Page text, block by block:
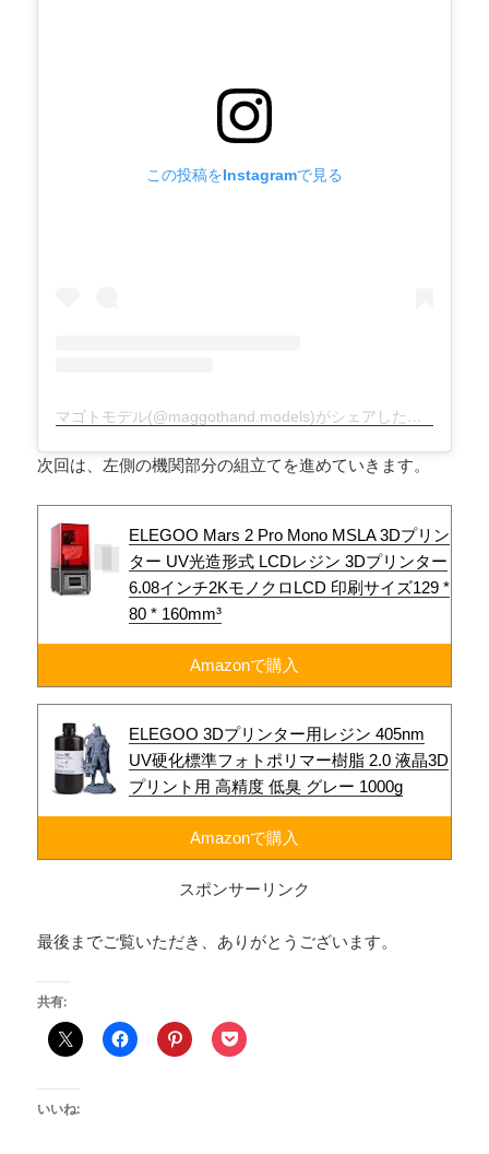
この投稿をInstagramで見る
マゴトモデル(@maggothand.models)がシェアした投稿
次回は、左側の機関部分の組立てを進めていきます。
ELEGOO Mars 2 Pro Mono MSLA 3Dプリン
ター UV光造形式 LCDレジン 3Dプリンター
6.08インチ2KモノクロLCD 印刷サイズ129 *
80 * 160mm³
Amazonで購入
ELEGOO 3Dプリンター用レジン 405nm
UV硬化標準フォトポリマー樹脂 2.0 液晶3D
プリント用 高精度 低臭 グレー 1000g
Amazonで購入
スポンサーリンク
最後までご覧いただき、ありがとうございます。
共有:
いいね: